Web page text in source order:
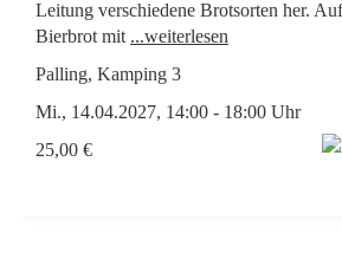
Leitung verschiedene Brotsorten her.
Bierbrot mit ...weiterlesen
Palling, Kamping 3
Mi., 14.04.2027, 14:00 - 18:00 Uhr
25,00 €